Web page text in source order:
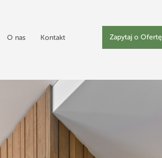
O nas Kontakt Zapytaj o Ofertę